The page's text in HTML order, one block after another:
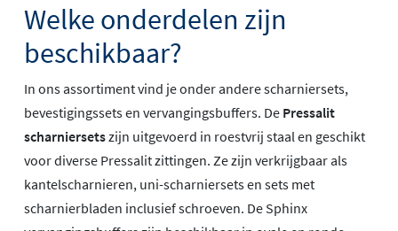
Welke onderdelen zijn
beschikbaar?
In ons assortiment vind je onder andere scharniersets,
bevestigingssets en vervangingsbuffers. De Pressalit
scharniersetszijn uitgevoerd in roestvrij staal en geschikt
voor diverse Pressalit zittingen. Ze zijn verkrijgbaar als
kantelscharnieren, uni-scharniersets en sets met
scharnierbladen inclusief schroeven. De Sphinx